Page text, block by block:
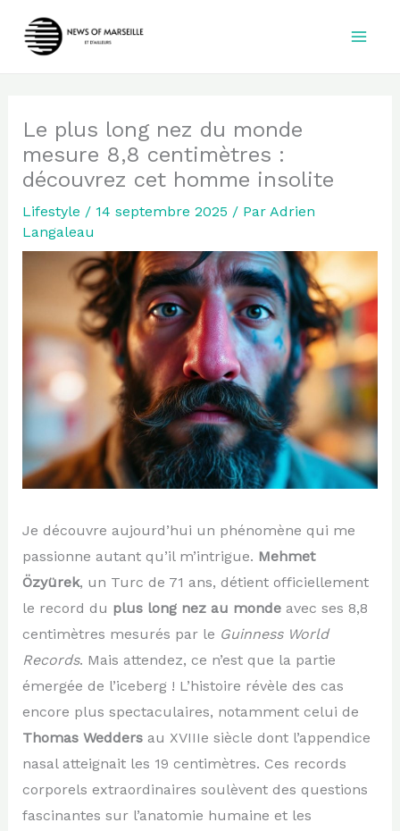
Le plus long nez du monde
mesure 8,8 centimètres :
découvrez cet homme insolite
Lifestyle / 14 septembre 2025 / Par Adrien
Langaleau
Je découvre aujourd’hui un phénomène qui me
passionne autant qu’il m’intrigue. Mehmet
Özyürek, un Turc de 71 ans, détient officiellement
le record du plus long nez au mondeavec ses 8,8
centimètres mesurés par le Guinness World
Records. Mais attendez, ce n’est que la partie
émergée de l’iceberg ! L’histoire révèle des cas
encore plus spectaculaires, notamment celui de
Thomas Weddersau XVIIIe siècle dont l’appendice
nasal atteignait les 19 centimètres. Ces records
corporels extraordinaires soulèvent des questions
fascinantes sur l’anatomie humaine et les